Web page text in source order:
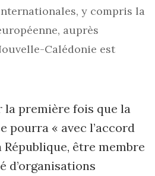
y compris la
auprès
Calédonie est
la première fois que la
pourra « avec l’accord
être membre
d’organisations